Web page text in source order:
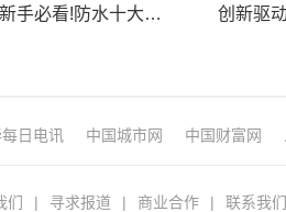
装修新手必看!防水十大品牌,厨卫防水到底选哪个不漏水?
日电讯 中国城市网 中国财富网
们 | 寻求报道 | 商业合作 | 联系我们